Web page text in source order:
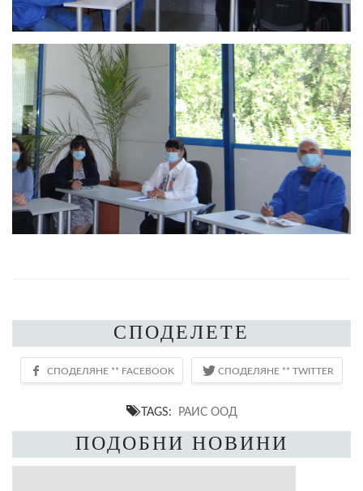
СПОДЕЛЕТЕ
TAGS: РАИС ООД
ПОДОБНИ НОВИНИ